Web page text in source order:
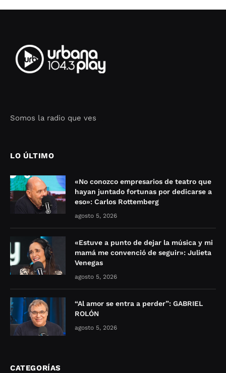
Somos la radio que ves
LO ÚLTIMO
«No conozco empresarios de teatro que
hayan juntado fortunas por dedicarse a
eso»: Carlos Rottemberg
agosto 5, 2026
«Estuve a punto de dejar la música y mi
mamá me convenció de seguir»: Julieta
Venegas
agosto 5, 2026
“Al amor se entra a perder”: GABRIEL
ROLÓN
agosto 5, 2026
CATEGORÍAS